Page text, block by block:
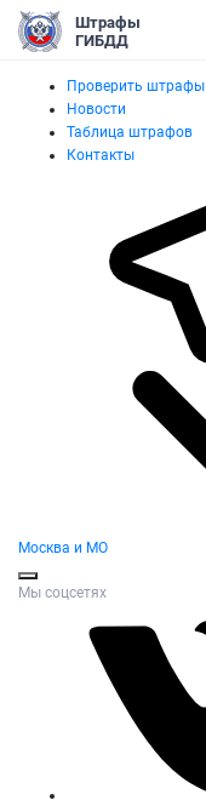
Штрафы
ГИБДД
Проверить штрафы
Новости
Таблица штрафов
Контакты
Москва и МО
Мы соцсетях